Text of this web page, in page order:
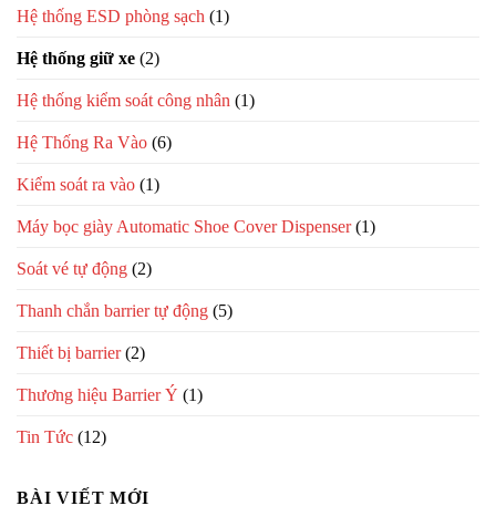
Hệ thống ESD phòng sạch (1)
Hệ thống giữ xe (2)
Hệ thống kiểm soát công nhân (1)
Hệ Thống Ra Vào (6)
Kiểm soát ra vào (1)
Máy bọc giày Automatic Shoe Cover Dispenser(1)
Soát vé tự động (2)
Thanh chắn barrier tự động (5)
Thiết bị barrier(2)
Thương hiệu Barrier Ý (1)
Tin Tức (12)
BÀI VIẾT MỚI